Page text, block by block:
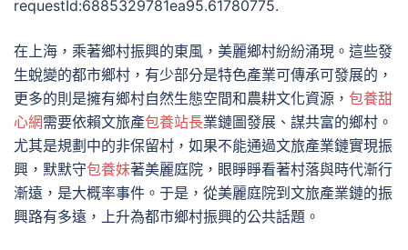
requestId:6885329781ea95.61780775.
在上海，乘著鄉村振興的東風，美麗鄉村紛紛涌現。這些發
生蛻變的都市鄉村，有少部分是特色產業可傳承可發展的，
更多的則是擁有鄉村自然生態空間和農耕文化資源， 包養甜
心網需要依賴文旅產包養站長業鏈圖發展、謀共富的鄉村。
尤其是規劃中的非保留村，如果不能通過文旅產業鏈實現振
興，默默守包養妹著美麗庭院，眼睜睜看著村落與時代漸行
漸遠，是大概率事件。于是，從美麗庭院到文旅產業鏈的振
興路有多遠，上升為都市鄉村振興的公共話題。